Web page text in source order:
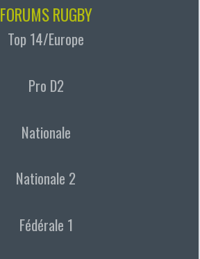
FORUMS RUGBY
Top 14/Europe
Pro D2
Nationale
Nationale 2
Fédérale 1